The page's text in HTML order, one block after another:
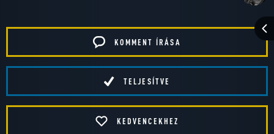
KOMMENT ÍRÁSA
TELJESÍTVE
KEDVENCEKHEZ